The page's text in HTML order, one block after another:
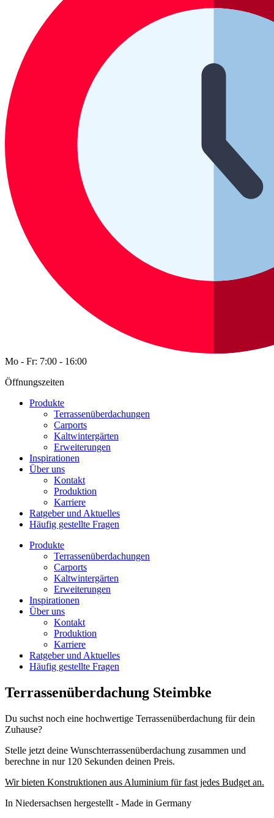
Mo - Fr: 7:00 - 16:00
Öffnungszeiten
Produkte
Terrassenüberdachungen
Carports
Kaltwintergärten
Erweiterungen
Inspirationen
Über uns
Kontakt
Produktion
Karriere
Ratgeber und Aktuelles
Häufig gestellte Fragen
Produkte
Terrassenüberdachungen
Carports
Kaltwintergärten
Erweiterungen
Inspirationen
Über uns
Kontakt
Produktion
Karriere
Ratgeber und Aktuelles
Häufig gestellte Fragen
Terrassenüberdachung Steimbke
Du suchst noch eine hochwertige Terrassenüberdachung für dein
Zuhause?
Stelle jetzt deine Wunschterrassenüberdachung zusammen und
berechne in nur 120 Sekunden deinen Preis.
Wir bieten Konstruktionen aus Aluminium für fast jedes Budget an.
In Niedersachsen hergestellt - Made in Germany